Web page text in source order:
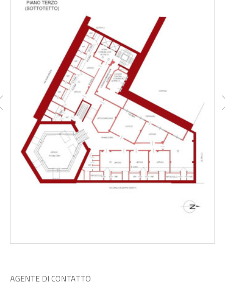
AGENTE DI CONTATTO